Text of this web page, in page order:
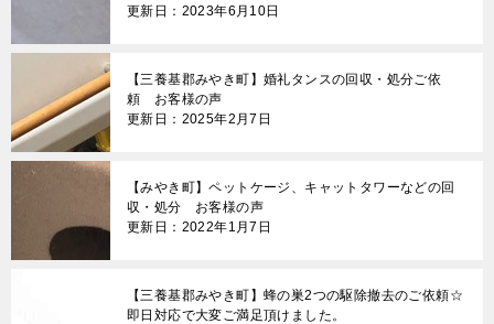
更新日：2023年6月10日
【三養基郡みやき町】婚礼タンスの回収・処分ご依
頼 お客様の声
更新日：2025年2月7日
【みやき町】ペットケージ、キャットタワーなどの回
収・処分 お客様の声
更新日：2022年1月7日
【三養基郡みやき町】蜂の巣2つの駆除撤去のご依頼☆
即日対応で大変ご満足頂けました。